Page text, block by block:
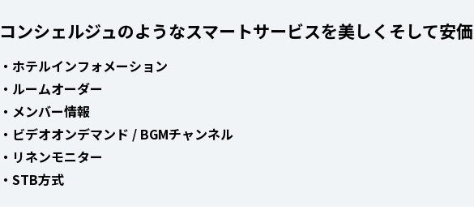
コンシェルジュのようなスマートサービスを美しくそして安価
・ホテルインフォメーション
・ルームオーダー
・メンバー情報
・ビデオオンデマンド / BGMチャンネル
・リネンモニター
・STB方式